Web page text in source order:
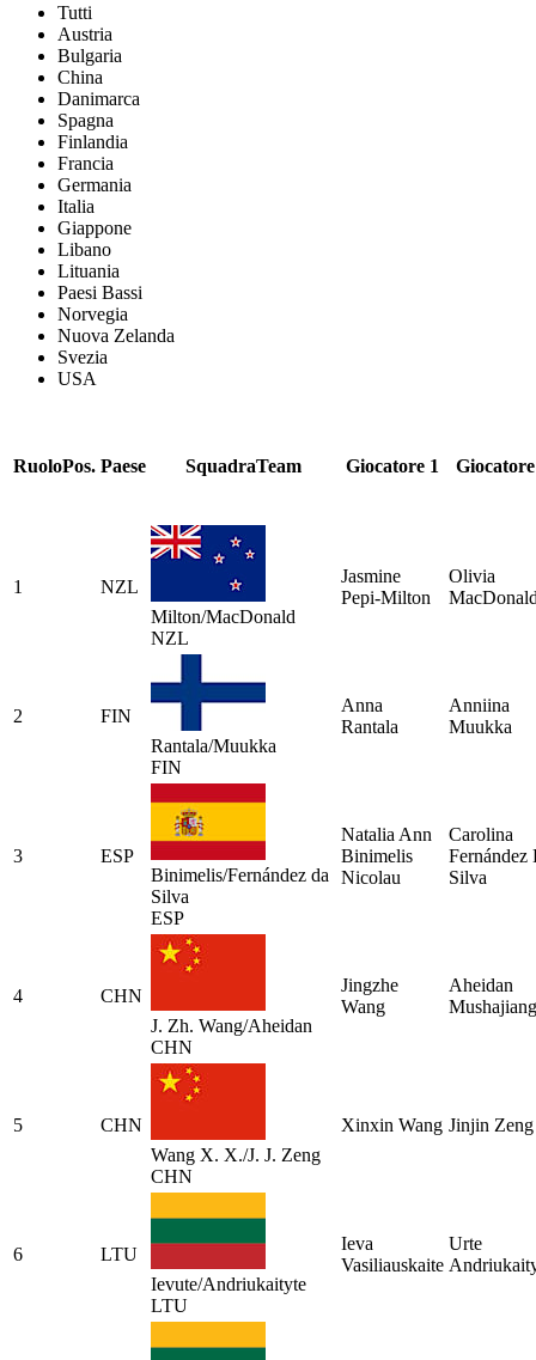
Tutti
Austria
Bulgaria
China
Danimarca
Spagna
Finlandia
Francia
Germania
Italia
Giappone
Libano
Lituania
Paesi Bassi
Norvegia
Nuova Zelanda
Svezia
USA
RuoloPos. Paese SquadraTeam Giocatore 1
1
NZL
Milton/MacDonald
NZL
Jasmine
Pepi-Milton
Olivia
2
FIN
Rantala/Muukka
FIN
Anna
Rantala
Anniina
Muukka
3
ESP
Binimelis/Fernández da
Silva
ESP
Natalia Ann
Binimelis
Nicolau
Carolina
Fernández
Silva
4
CHN
J. Zh. Wang/Aheidan
CHN
Jingzhe
Wang
Aheidan
Mushajiang
5
CHN
Wang X. X./J. J. Zeng
CHN
Xinxin Wang Jinjin Zeng
6
LTU
Ievute/Andriukaityte
LTU
Ieva
Vasiliauskaite
Urte